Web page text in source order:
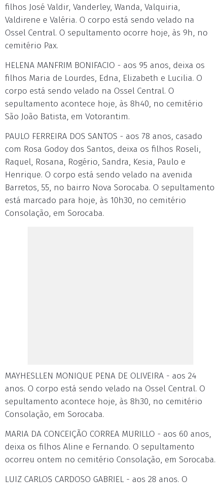
filhos José Valdir, Vanderley, Wanda, Valquiria,
Valdirene e Valéria. O corpo está sendo velado na
Ossel Central. O sepultamento ocorre hoje, às 9h, no
cemitério Pax.
HELENA MANFRIM BONIFACIO - aos 95 anos, deixa os
filhos Maria de Lourdes, Edna, Elizabeth e Lucilia. O
corpo está sendo velado na Ossel Central. O
sepultamento acontece hoje, às 8h40, no cemitério
São João Batista, em Votorantim.
PAULO FERREIRA DOS SANTOS - aos 78 anos, casado
com Rosa Godoy dos Santos, deixa os filhos Roseli,
Raquel, Rosana, Rogério, Sandra, Kesia, Paulo e
Henrique. O corpo está sendo velado na avenida
Barretos, 55, no bairro Nova Sorocaba. O sepultamento
está marcado para hoje, às 10h30, no cemitério
Consolação, em Sorocaba.
MAYHESLLEN MONIQUE PENA DE OLIVEIRA - aos 24
anos. O corpo está sendo velado na Ossel Central. O
sepultamento acontece hoje, às 8h30, no cemitério
Consolação, em Sorocaba.
MARIA DA CONCEIÇÃO CORREA MURILLO - aos 60 anos,
deixa os filhos Aline e Fernando. O sepultamento
ocorreu ontem no cemitério Consolação, em Sorocaba.
LUIZ CARLOS CARDOSO GABRIEL - aos 28 anos. O